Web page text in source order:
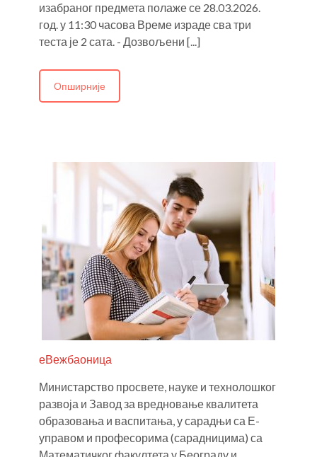
изабраног предмета полаже се 28.03.2026.
год. у 11:30 часова Време израде сва три
теста је 2 сата. - Дозвољени [...]
Опширније
еВежбаоница
Министарство просвете, науке и технолошког
развоја и Завод за вредновање квалитета
образовања и васпитања, у сарадњи са Е-
управом и професорима (сарадницима) са